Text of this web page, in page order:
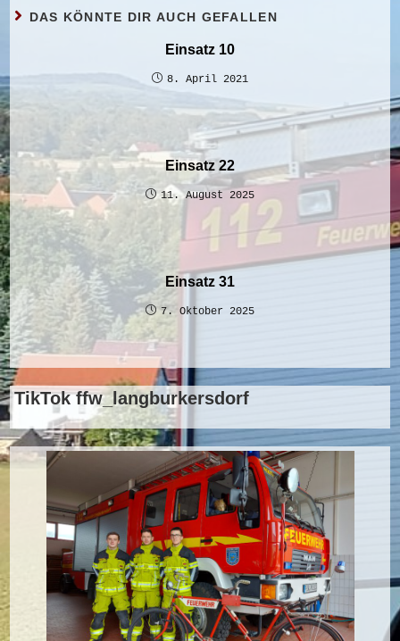
DAS KÖNNTE DIR AUCH GEFALLEN
Einsatz 10
8. April 2021
Einsatz 22
11. August 2025
Einsatz 31
7. Oktober 2025
TikTok ffw_langburkersdorf